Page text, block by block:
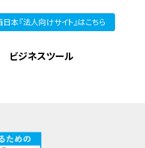
本『法人向けサイト』はこちら
ビジネスツール